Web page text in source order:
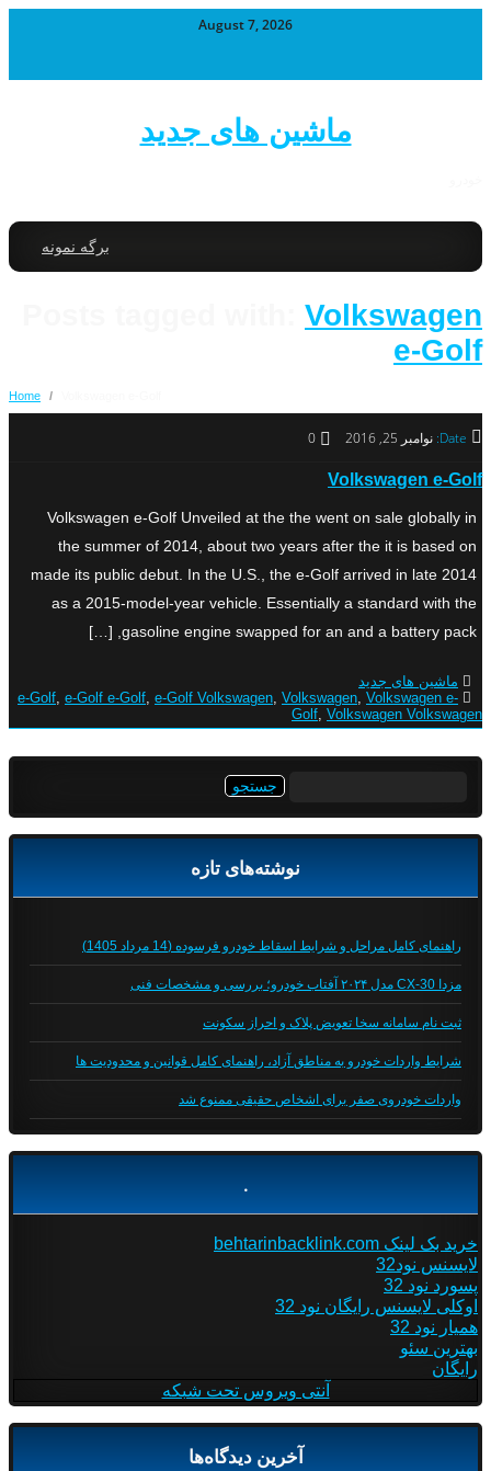
August 7, 2026
ماشین های جدید
برگه نمونه
Volkswagen
e-Golf
Home /
Date: نوامبر 25, 2016 0
Volkswagen e-Golf
Volkswagen e-Golf Unveiled at the the went on sale globally in
the summer of 2014, about two years after the it is based on
made its public debut. In the U.S., the e-Golf arrived in late 2014
as a 2015-model-year vehicle. Essentially a standard with the
gasoline engine swapped for an and a battery pack, […]
ماشین های جدید
e-Golf, e-Golf e-Golf, e-Golf Volkswagen, Volkswagen, Volkswagen e-
Golf, Volkswagen Volkswagen
نوشته‌های تازه
راهنمای کامل مراحل و شرایط اسقاط خودرو فرسوده (14 مرداد 1405)
مزدا CX-30 مدل ۲۰۲۴ آفتاب خودرو؛ بررسی و مشخصات فنی
ثبت نام سامانه سخا تعویض پلاک و احراز سکونت
شرایط واردات خودرو به مناطق آزاد، راهنمای کامل قوانین و محدودیت ها
واردات خودروی صفر برای اشخاص حقیقی ممنوع شد
.
خرید بک لینک behtarinbacklink.com
لایسنس نود32
پسورد نود 32
اوکلی لایسنس رایگان نود 32
همیار نود 32
بهترین سئو
رایگان
آنتی ویروس تحت شبکه
آخرین دیدگاه‌ها